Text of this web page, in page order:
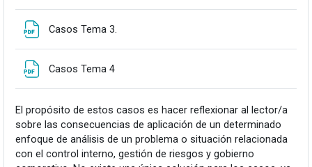
Casos Tema 3.
Casos Tema 4
El propósito de estos casos es hacer reflexionar al lector/a
sobre las consecuencias de aplicación de un determinado
enfoque de análisis de un problema o situación relacionada
con el control interno, gestión de riesgos y gobierno